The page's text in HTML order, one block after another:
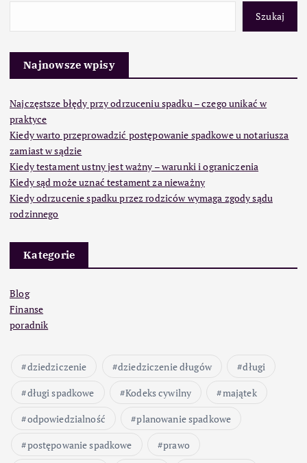
Szukaj
Najnowsze wpisy
Najczęstsze błędy przy odrzuceniu spadku – czego unikać w
praktyce
Kiedy warto przeprowadzić postępowanie spadkowe u notariusza
zamiast w sądzie
Kiedy testament ustny jest ważny – warunki i ograniczenia
Kiedy sąd może uznać testament za nieważny
Kiedy odrzucenie spadku przez rodziców wymaga zgody sądu
rodzinnego
Kategorie
Blog
Finanse
poradnik
dziedziczenie dziedziczenie długów
długi
długi spadkowe
Kodeks cywilny
majątek
odpowiedzialność
planowanie spadkowe
postępowanie spadkowe
prawo